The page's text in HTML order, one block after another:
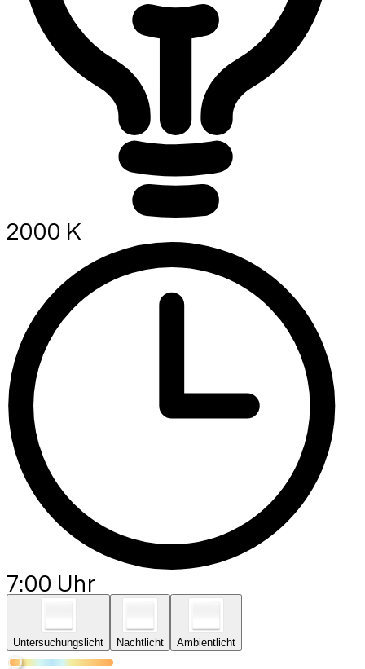
2000 K
7:00 Uhr
Untersuchungslicht Nachtlicht Ambientlicht